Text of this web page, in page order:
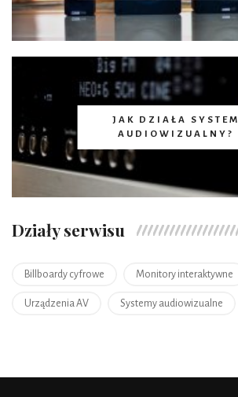
JAK DZIAŁA SYSTEM
AUDIOWIZUALNY?
Działy serwisu
Billboardy cyfrowe Monitory interaktywne
Urządzenia AV Systemy audiowizualne